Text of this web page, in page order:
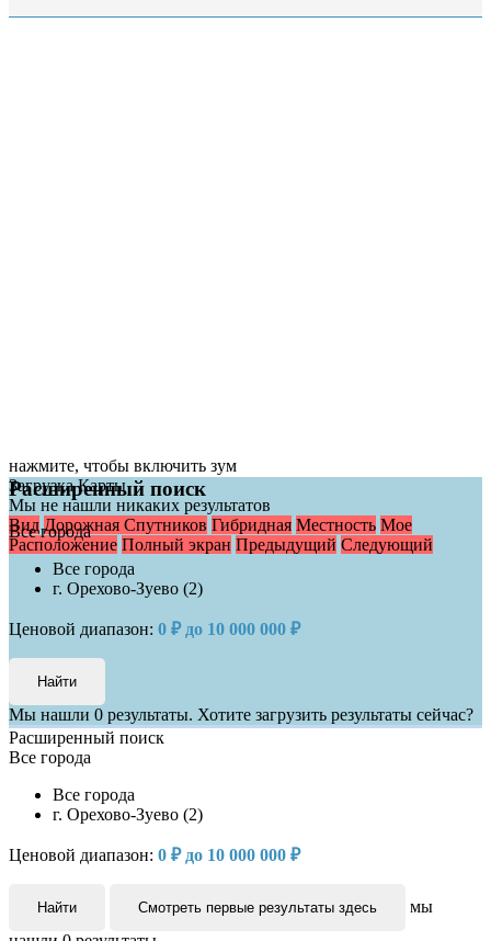
нажмите, чтобы включить зум
Загрузка Карты
Мы не нашли никаких результатов
Вид Дорожная Спутников Гибридная Местность Мое
Расположение Полный экран Предыдущий Следующий
Расширенный поиск
Все города
Все города
г. Орехово-Зуево (2)
Ценовой диапазон: 0 ₽ до 10 000 000 ₽
Мы нашли 0 результаты. Хотите загрузить результаты сейчас?
Расширенный поиск
Все города
Все города
г. Орехово-Зуево (2)
Ценовой диапазон: 0 ₽ до 10 000 000 ₽
Найти Смотреть первые результаты здесь
мы